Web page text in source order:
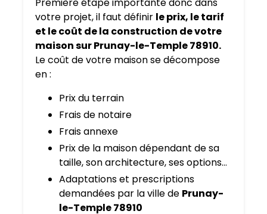
votre projet, il faut définir le prix, le tarif
et le coût de la construction de votre
maison sur Prunay-le-Temple 78910.
Le coût de votre maison se décompose
en :
Prix du terrain
Frais de notaire
Frais annexe
Prix de la maison dépendant de sa
taille, son architecture, ses options…
Adaptations et prescriptions
demandées par la ville de Prunay-
le-Temple 78910